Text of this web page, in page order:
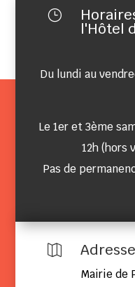
}
l'Hôtel
Du lundi au
Le 1er et 3ème
12h (hors
Pas de
 Adresse
Mairie de